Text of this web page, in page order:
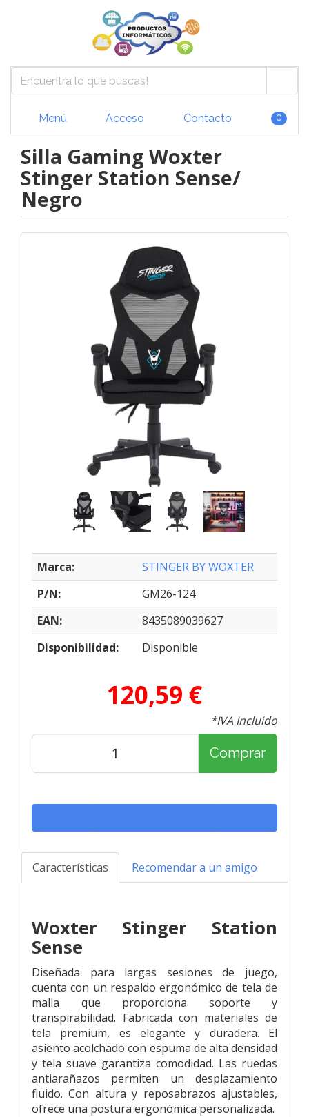
Menú Acceso Contacto 0
Silla Gaming Woxter
Stinger Station Sense/
Negro
Marca:
STINGER BY WOXTER
P/N:
GM26-124
EAN:
8435089039627
Disponibilidad:
Disponible
120,59 €
*IVA Incluido
Comprar
Características Recomendar a un amigo
Woxter Stinger Station
Sense
Diseñada para largas sesiones de juego,
cuenta con un respaldo ergonómico de tela de
malla que proporciona soporte y
transpirabilidad. Fabricada con materiales de
tela premium, es elegante y duradera. El
asiento acolchado con espuma de alta densidad
y tela suave garantiza comodidad. Las ruedas
antiarañazos permiten un desplazamiento
fluido. Con altura y reposabrazos ajustables,
ofrece una postura ergonómica personalizada.